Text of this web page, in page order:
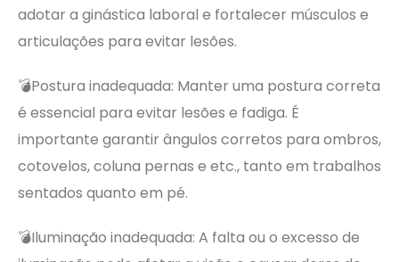
adotar a ginástica laboral e fortalecer músculos e
articulações para evitar lesões.
💣Postura inadequada: Manter uma postura correta
é essencial para evitar lesões e fadiga. É
importante garantir ângulos corretos para ombros,
cotovelos, coluna pernas e etc., tanto em trabalhos
sentados quanto em pé.
💣Iluminação inadequada: A falta ou o excesso de